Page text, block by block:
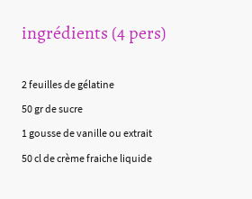
ingrédients (4 pers)
2 feuilles de gélatine
50 gr de sucre
1 gousse de vanille ou extrait
50 cl de crème fraiche liquide